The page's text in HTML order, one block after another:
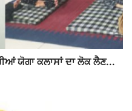
ਯੋਗਾ ਕਲਾਸਾਂ ਦਾ ਲੋਕ ਲੈਣ...